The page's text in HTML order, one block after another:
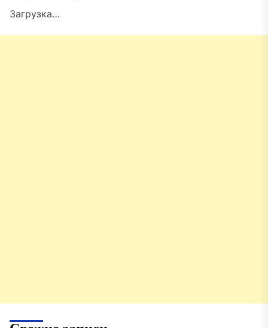
Загрузка…